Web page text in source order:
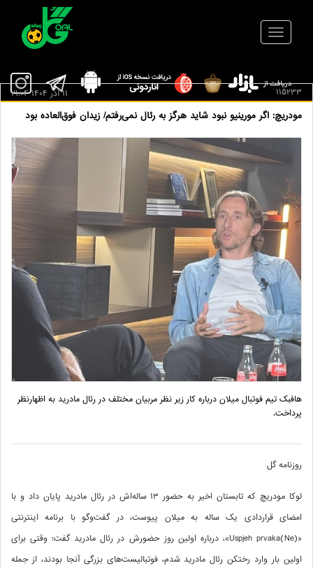
115233
مودریچ: اگر مورینیو نبود شاید هرگز به رئال نمی‌رفتم/ زیدان فوق‌العاده بود
11 آذر 1404 21:04
هافبک تیم فوتبال میلان درباره کار زیر نظر مربیان مختلف در رئال مادرید به اظهارنظر
پرداخت.
روزنامه گل
لوکا مودریچ که تابستان اخیر به حضور 13 ساله‌اش در رئال مادرید پایان داد و با
امضای قراردادی یک ساله به میلان پیوست، در گفت‌وگو با برنامه اینترنتی
«(Ne)Uspjeh prvaka»، درباره اولین روز حضورش در رئال مادرید گفت: وقتی برای
اولین بار وارد رختکن رئال مادرید شدم، فوتبالیست‌های بزرگی آنجا بودند، از جمله